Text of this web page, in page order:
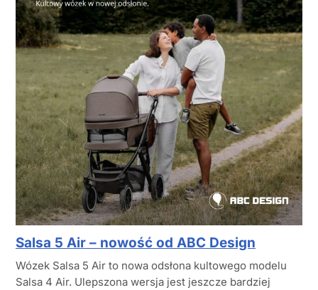
Salsa 5 Air – nowość od ABC Design
Wózek Salsa 5 Air to nowa odsłona kultowego modelu
Salsa 4 Air. Ulepszona wersja jest jeszcze bardziej